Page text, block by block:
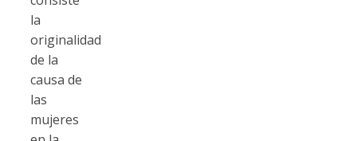
la
originalidad
de la
causa de
las
mujeres